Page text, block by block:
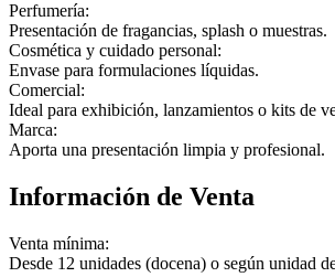
Perfumería:
Presentación de fragancias, splash o muestras.
Cosmética y cuidado personal:
Envase para formulaciones líquidas.
Comercial:
Ideal para exhibición, lanzamientos o kits de
Marca:
Aporta una presentación limpia y profesional.
Información de Venta
Venta mínima:
Desde 12 unidades (docena) o según unidad